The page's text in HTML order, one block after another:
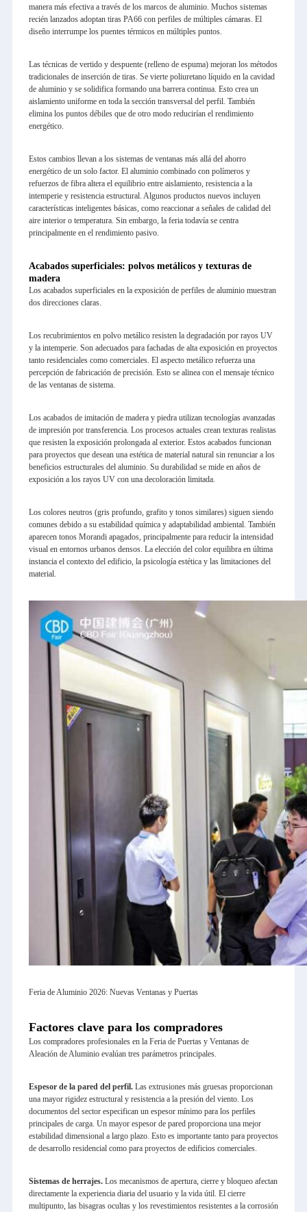
manera más efectiva a través de los marcos de aluminio. Muchos sistemas
recién lanzados adoptan tiras PA66 con perfiles de múltiples cámaras. El
diseño interrumpe los puentes térmicos en múltiples puntos.
Las técnicas de vertido y despuente (relleno de espuma) mejoran los métodos
tradicionales de inserción de tiras. Se vierte poliuretano líquido en la cavidad
de aluminio y se solidifica formando una barrera continua. Esto crea un
aislamiento uniforme en toda la sección transversal del perfil. También
elimina los puntos débiles que de otro modo reducirían el rendimiento
energético.
Estos cambios llevan a los sistemas de ventanas más allá del ahorro
energético de un solo factor. El aluminio combinado con polímeros y
refuerzos de fibra altera el equilibrio entre aislamiento, resistencia a la
intemperie y resistencia estructural. Algunos productos nuevos incluyen
características inteligentes básicas, como reaccionar a señales de calidad del
aire interior o temperatura. Sin embargo, la feria todavía se centra
principalmente en el rendimiento pasivo.
Acabados superficiales: polvos metálicos y texturas de
madera
Los acabados superficiales en la exposición de perfiles de aluminio muestran
dos direcciones claras.
Los recubrimientos en polvo metálico resisten la degradación por rayos UV
y la intemperie. Son adecuados para fachadas de alta exposición en proyectos
tanto residenciales como comerciales. El aspecto metálico refuerza una
percepción de fabricación de precisión. Esto se alinea con el mensaje técnico
de las ventanas de sistema.
Los acabados de imitación de madera y piedra utilizan tecnologías avanzadas
de impresión por transferencia. Los procesos actuales crean texturas realistas
que resisten la exposición prolongada al exterior. Estos acabados funcionan
para proyectos que desean una estética de material natural sin renunciar a los
beneficios estructurales del aluminio. Su durabilidad se mide en años de
exposición a los rayos UV con una decoloración limitada.
Los colores neutros (gris profundo, grafito y tonos similares) siguen siendo
comunes debido a su estabilidad química y adaptabilidad ambiental. También
aparecen tonos Morandi apagados, principalmente para reducir la intensidad
visual en entornos urbanos densos. La elección del color equilibra en última
instancia el contexto del edificio, la psicología estética y las limitaciones del
material.
Feria de Aluminio 2026: Nuevas Ventanas y Puertas
Factores clave para los compradores
Los compradores profesionales en la Feria de Puertas y Ventanas de
Aleación de Aluminio evalúan tres parámetros principales.
Espesor de la pared del perfil.Las extrusiones más gruesas proporcionan
una mayor rigidez estructural y resistencia a la presión del viento. Los
documentos del sector especifican un espesor mínimo para los perfiles
principales de carga. Un mayor espesor de pared proporciona una mejor
estabilidad dimensional a largo plazo. Esto es importante tanto para proyectos
de desarrollo residencial como para proyectos de edificios comerciales.
Sistemas de herrajes.Los mecanismos de apertura, cierre y bloqueo afectan
directamente la experiencia diaria del usuario y la vida útil. El cierre
multipunto, las bisagras ocultas y los revestimientos resistentes a la corrosión